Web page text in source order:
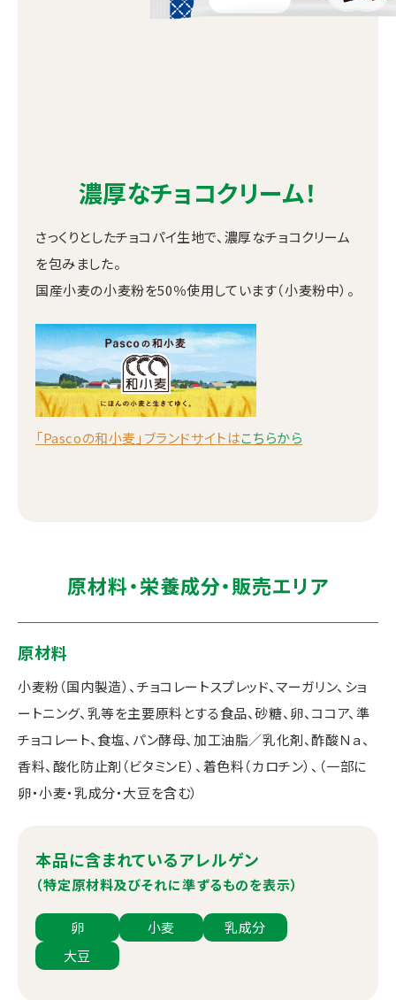
濃厚なチョコクリーム！
さっくりとしたチョコパイ生地で、濃厚なチョコクリーム
を包みました。
国産小麦の小麦粉を50％使用しています（小麦粉中）。
「Pascoの和小麦」ブランドサイトはこちらから
原材料・栄養成分・販売エリア
原材料
小麦粉（国内製造）、チョコレートスプレッド、マーガリン、ショ
ートニング、乳等を主要原料とする食品、砂糖、卵、ココア、準
チョコレート、食塩、パン酵母、加工油脂／乳化剤、酢酸Ｎａ、
香料、酸化防止剤（ビタミンＥ）、着色料（カロチン）、（一部に
卵・小麦・乳成分・大豆を含む）
本品に含まれているアレルゲン
（特定原材料及びそれに準ずるものを表示）
卵 小麦
乳成分
大豆